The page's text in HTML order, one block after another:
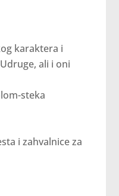
karaktera i
ali i oni
steka
i zahvalnice za